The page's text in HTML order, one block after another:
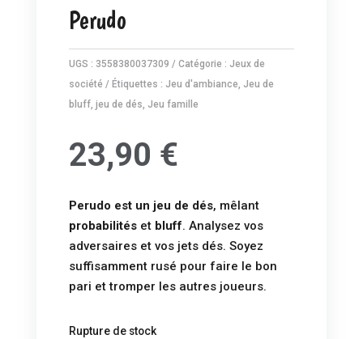
Perudo
UGS : 3558380037309 Catégorie : Jeux de
société
Étiquettes : Jeu d'ambiance, Jeu de
bluff, jeu de dés, Jeu famille
23,90 €
Perudo est un jeu de dés, mêlant
probabilitéset bluff. Analysez vos
adversaires et vos jets dés. Soyez
suffisamment rusé pour faire le bon
pari et tromper les autres joueurs.
Rupture de stock